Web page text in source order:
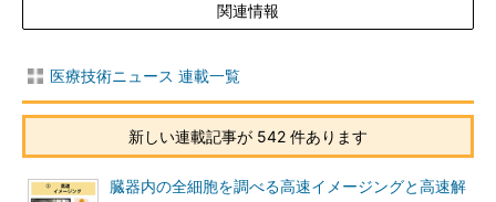
関連情報
医療技術ニュース 連載一覧
新しい連載記事が 542 件あります
臓器内の全細胞を調べる高速イメージングと高速解